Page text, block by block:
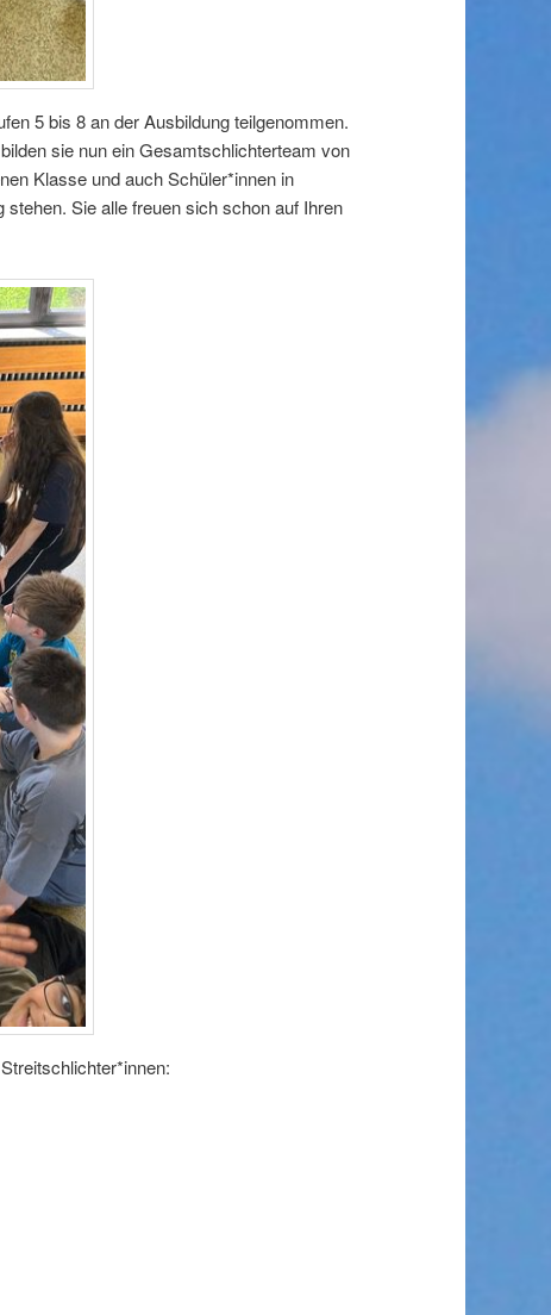
5 bis 8 an der Ausbildung teilgenommen.
sie nun ein Gesamtschlichterteam von
Klasse und auch Schüler*innen in
Sie alle freuen sich schon auf Ihren